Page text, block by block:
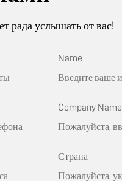
рада услышать от вас!
Name
Company Name
Страна